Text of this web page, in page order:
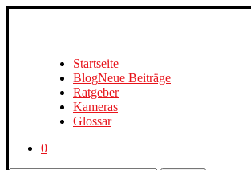
Startseite
BlogNeue Beiträge
Ratgeber
Kameras
Glossar
0